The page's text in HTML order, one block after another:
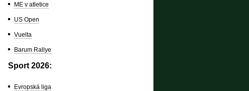
ME v atletice
US Open
Vuelta
Barum Rallye
Sport 2026:
Evropská liga